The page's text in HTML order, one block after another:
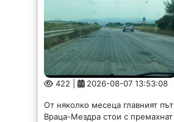
422 | 2026-08-07 13:53:08
От няколко месеца главният път
Враца-Мездра стои с премахнат